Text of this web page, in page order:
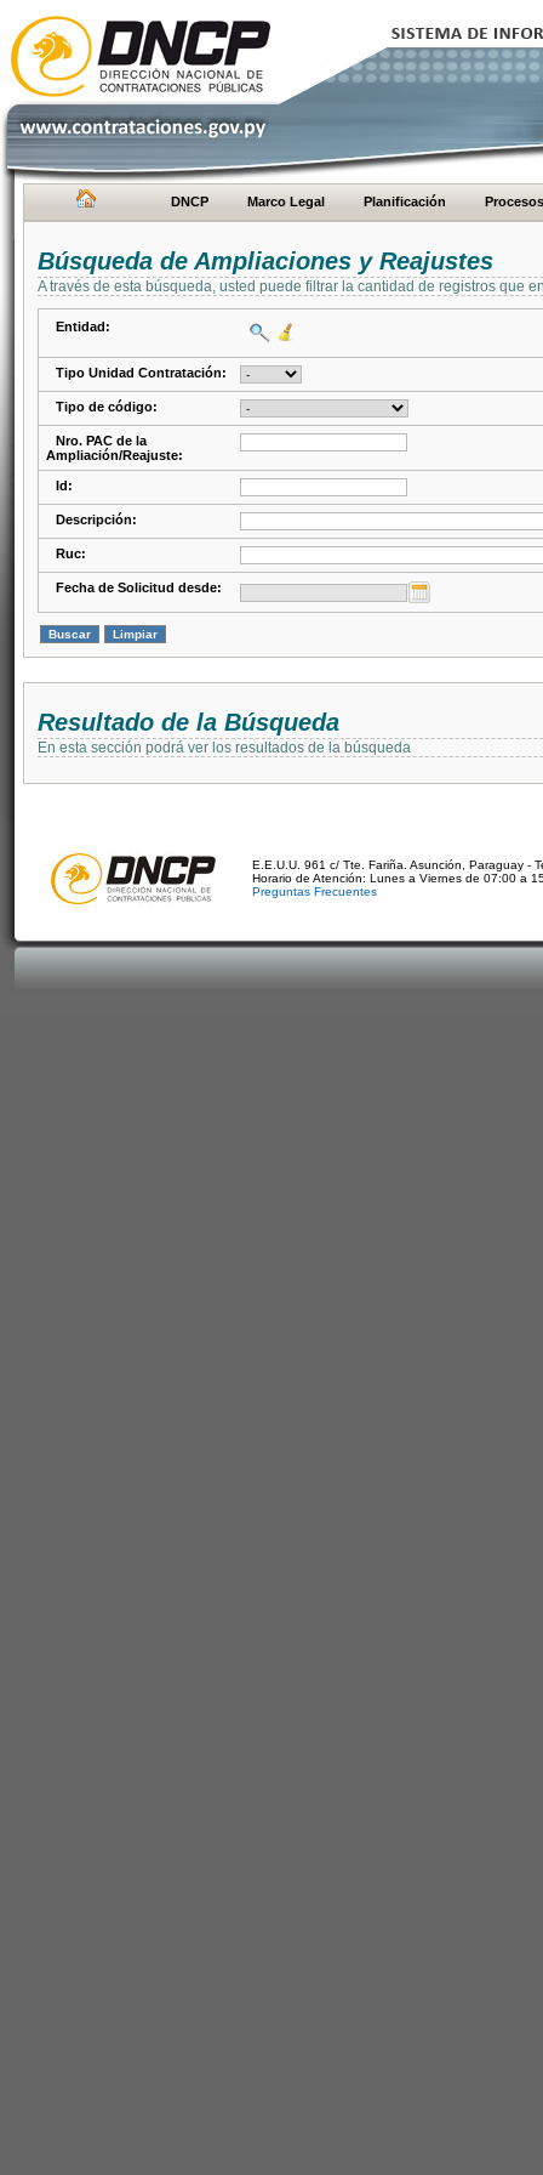
DNCP Marco Legal Planificación Procesos
Búsqueda de Ampliaciones y Reajustes
A través de esta búsqueda, usted puede filtrar la cantidad de registros que
Entidad:
Tipo Unidad Contratación:
Tipo de código:
Nro. PAC de la
Ampliación/Reajuste:
Id:
Descripción:
Ruc:
Fecha de Solicitud desde:
Resultado de la Búsqueda
En esta sección podrá ver los resultados de la búsqueda
E.E.U.U. 961 c/ Tte. Fariña. Asunción, Paraguay -
Horario de Atención: Lunes a Viernes de 07:00 a
Preguntas Frecuentes